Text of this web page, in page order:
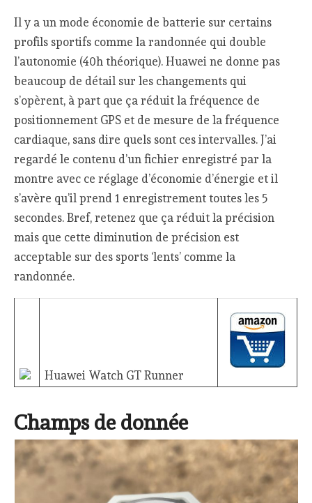
Il y a un mode économie de batterie sur certains
profils sportifs comme la randonnée qui double
l’autonomie (40h théorique). Huawei ne donne pas
beaucoup de détail sur les changements qui
s’opèrent, à part que ça réduit la fréquence de
positionnement GPS et de mesure de la fréquence
cardiaque, sans dire quels sont ces intervalles. J’ai
regardé le contenu d’un fichier enregistré par la
montre avec ce réglage d’économie d’énergie et il
s’avère qu’il prend 1 enregistrement toutes les 5
secondes. Bref, retenez que ça réduit la précision
mais que cette diminution de précision est
acceptable sur des sports ‘lents’ comme la
randonnée.
Huawei Watch GT Runner
Champs de donnée